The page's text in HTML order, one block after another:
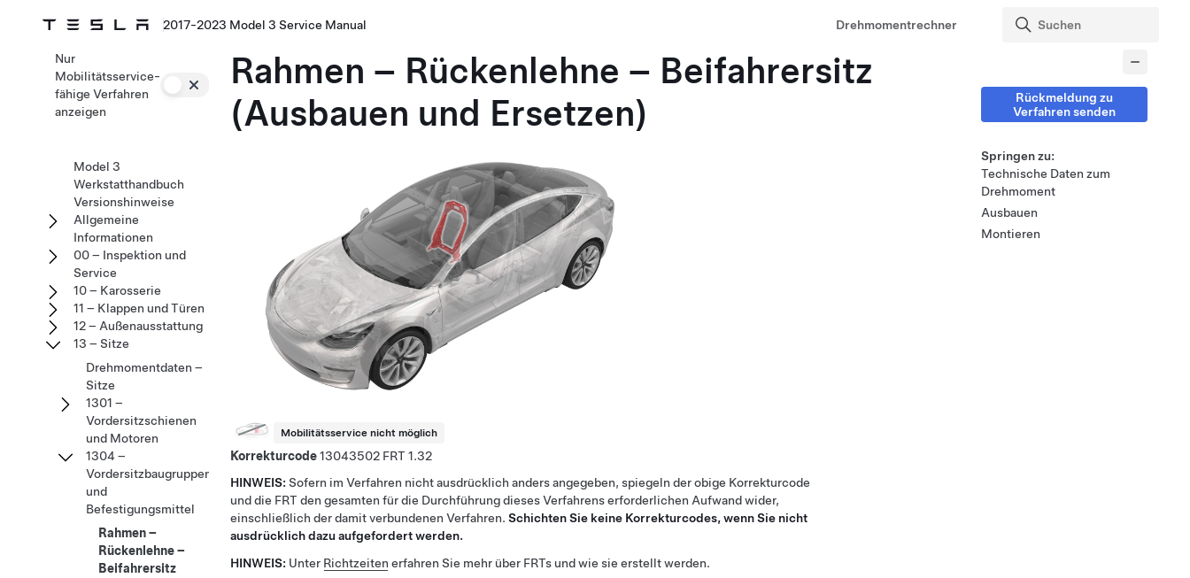
2017-2023 Model 3 Service Manual Drehmomentrechner
Rahmen – Rückenlehne – Beifahrersitz
(Ausbauen und Ersetzen)
Mobilitätsservice nicht möglich
Korrekturcode13043502
1.32
HINWEIS: Sofern im Verfahren nicht ausdrücklich anders angegeben, spiegeln der obige Korrekturcode
und die FRT den gesamten für die Durchführung dieses Verfahrens erforderlichen Aufwand wider,
einschließlich der damit verbundenen Verfahren. Schichten Sie keine Korrekturcodes, wenn Sie nicht
ausdrücklich dazu aufgefordert werden.
HINWEIS: Unter Richtzeiten erfahren Sie mehr über FRTs und wie sie erstellt werden.
Nur
Mobilitätsservice-
fähige Verfahren
anzeigen
Model 3
Werkstatthandbuch
Versionshinweise
Allgemeine
Informationen
00 – Inspektion und
Service
10 – Karosserie
11 – Klappen und Türen
12 – Außenausstattung
13 – Sitze
Drehmomentdaten –
Sitze
1301 –
Vordersitzschienen
und Motoren
1304 –
Vordersitzbaugruppen
und
Befestigungsmittel
Rahmen –
Rückenlehne –
Beifahrersitz
Rückmeldung zu
Verfahren senden
Springen zu:
Technische Daten zum
Drehmoment
Ausbauen
Montieren